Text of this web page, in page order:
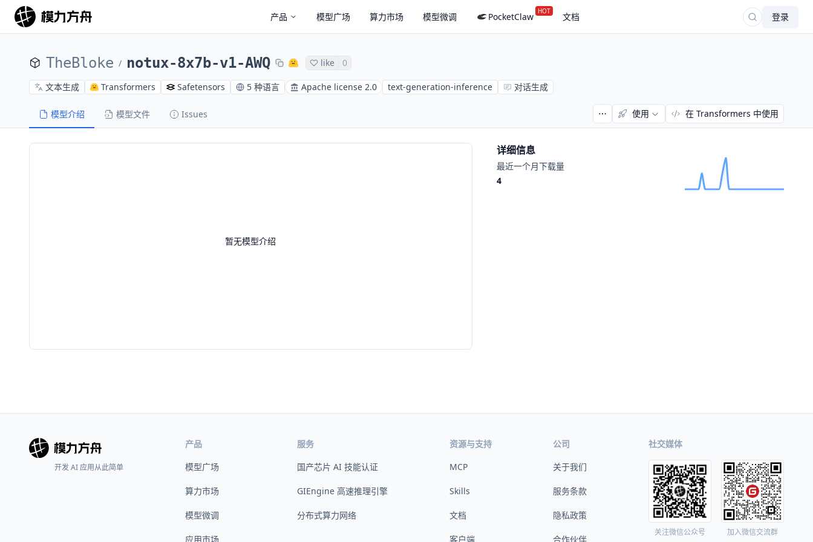
产品 模型广场 算力市场 模型微调 PocketClaw HOT 文档 登录
TheBloke / notux-8x7b-v1-AWQ like 0
文本生成 Transformers Safetensors 5 种语言 Apache license 2.0 text-generation-inference 对话生成
模型介绍 模型文件 Issues 使用 在 Transformers 中使用
暂无模型介绍
详细信息
最近一个月下载量
4
开发 AI 应用从此简单
产品
模型广场
算力市场
模型微调
应用市场
服务
国产芯片 AI 技能认证
GIEngine 高速推理引擎
分布式算力网络
资源与支持
MCP
Skills
文档
客户端
公司
关于我们
服务条款
隐私政策
合作伙伴
社交媒体
关注微信公众号 加入微信交流群